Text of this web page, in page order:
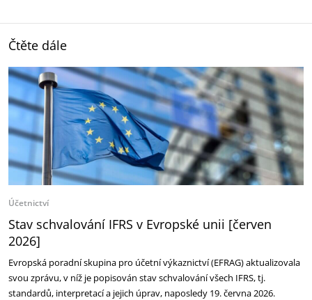
Čtěte dále
Účetnictví
Stav schvalování IFRS v Evropské unii [červen
2026]
Evropská poradní skupina pro účetní výkaznictví (EFRAG) aktualizovala
svou zprávu, v níž je popisován stav schvalování všech IFRS, tj.
standardů, interpretací a jejich úprav, naposledy 19. června 2026.